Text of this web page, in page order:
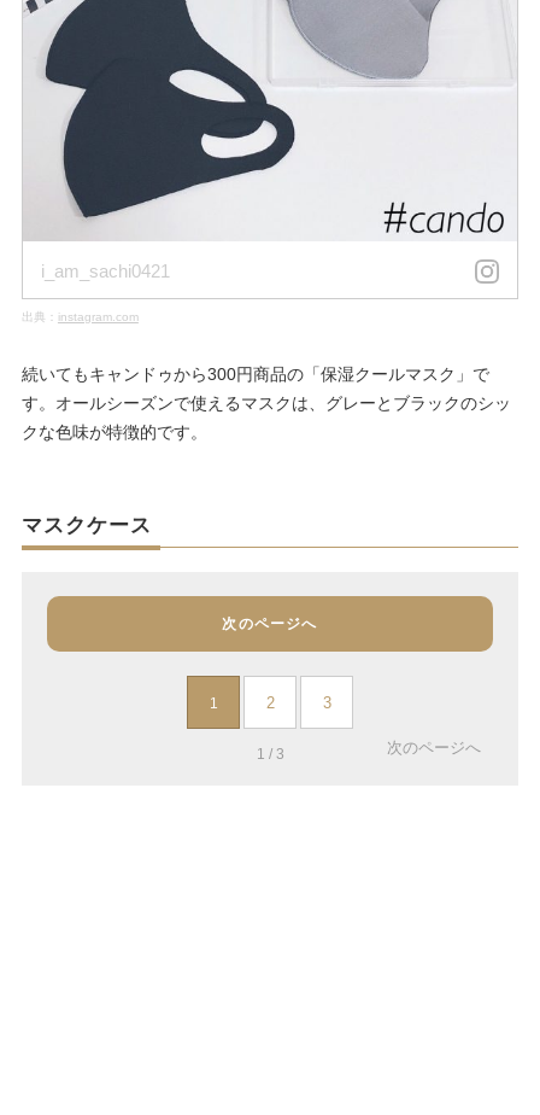
i_am_sachi0421
出典： instagram.com
続いてもキャンドゥから300円商品の「保湿クールマスク」で
す。オールシーズンで使えるマスクは、グレーとブラックのシッ
クな色味が特徴的です。
マスクケース
次のページへ
1 2 3
1 / 3 次のページへ